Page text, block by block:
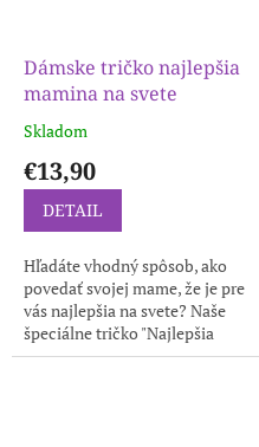
Dámske tričko najlepšia
mamina na svete
Skladom
€13,90
DETAIL
Hľadáte vhodný spôsob, ako
povedať svojej mame, že je pre
vás najlepšia na svete? Naše
špeciálne tričko "Najlepšia
Mamina na Svete" je dokonalý